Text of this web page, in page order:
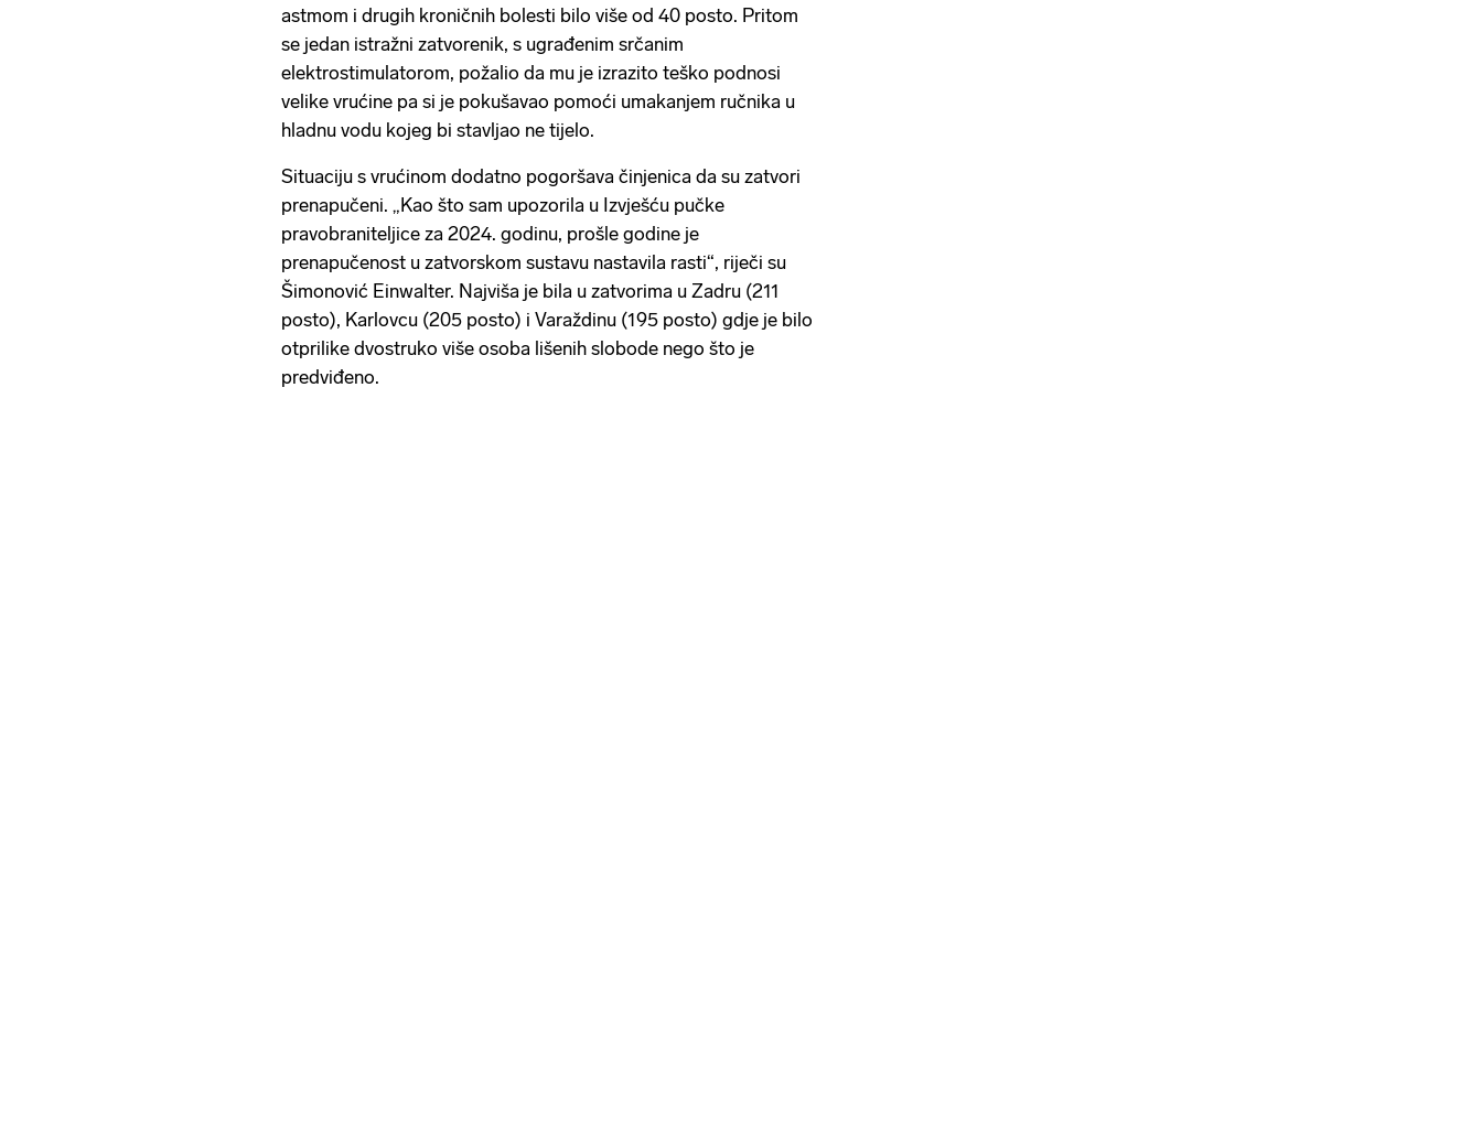
astmom i drugih kroničnih bolesti bilo više od 40 posto. Pritom
se jedan istražni zatvorenik, s ugrađenim srčanim
elektrostimulatorom, požalio da mu je izrazito teško podnosi
velike vrućine pa si je pokušavao pomoći umakanjem ručnika u
hladnu vodu kojeg bi stavljao ne tijelo.
Situaciju s vrućinom dodatno pogoršava činjenica da su zatvori
prenapučeni. „Kao što sam upozorila u Izvješću pučke
pravobraniteljice za 2024. godinu, prošle godine je
prenapučenost u zatvorskom sustavu nastavila rasti“, riječi su
Šimonović Einwalter. Najviša je bila u zatvorima u Zadru (211
posto), Karlovcu (205 posto) i Varaždinu (195 posto) gdje je bilo
otprilike dvostruko više osoba lišenih slobode nego što je
predviđeno.